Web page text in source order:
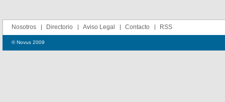
Nosotros Directorio Aviso Legal Contacto RSS
© Novus 2009